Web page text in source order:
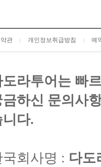
관 개인정보취급방침 예
도라투어는 빠
금하신 문의사
니다.
국회사명 : 다도